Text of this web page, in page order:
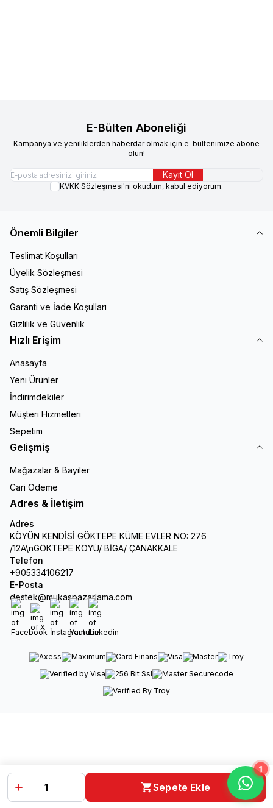
1
Sepete Ekle
E-Bülten Aboneliği
Kampanya ve yeniliklerden haberdar olmak için e-bültenimize abone
olun!
Kayıt Ol
KVKK Sözleşmesi'ni okudum, kabul ediyorum.
Önemli Bilgiler
Teslimat Koşulları
Üyelik Sözleşmesi
Satış Sözleşmesi
Garanti ve İade Koşulları
Gizlilik ve Güvenlik
Hızlı Erişim
Anasayfa
Yeni Ürünler
İndirimdekiler
Müşteri Hizmetleri
Sepetim
Gelişmiş
Mağazalar & Bayiler
Cari Ödeme
Adres & İletişim
Adres
KÖYÜN KENDİSİ GÖKTEPE KÜME EVLER NO: 276
/12A\nGÖKTEPE KÖYÜ/ BİGA/ ÇANAKKALE
Telefon
+905334106217
E-Posta
destek@mukaspazarlama.com
Facebook
X İnstagram
Youtube